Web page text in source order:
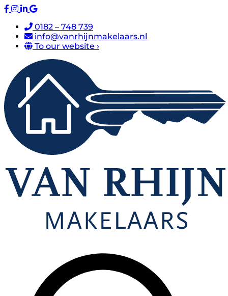
0182 – 748 739
info@vanrhijnmakelaars.nl
To our website ›